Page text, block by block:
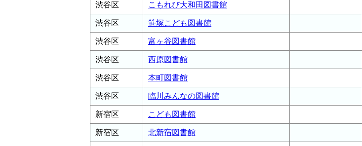
渋谷区 こもれび大和田図書館
渋谷区 笹塚こども図書館
渋谷区 富ヶ谷図書館
渋谷区 西原図書館
渋谷区 本町図書館
渋谷区 臨川みんなの図書館
新宿区 こども図書館
新宿区 北新宿図書館